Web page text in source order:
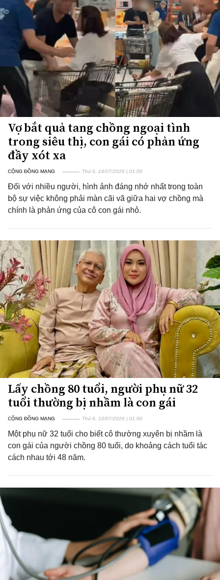
Vợ bắt quả tang chồng ngoại tình
trong siêu thị, con gái có phản ứng
đầy xót xa
CỘNG ĐỒNG MẠNG Thứ 6, 24/07/2026 | 01:00
Đối với nhiều người, hình ảnh đáng nhớ nhất trong toàn
bộ sự việc không phải màn cãi vã giữa hai vợ chồng mà
chính là phản ứng của cô con gái nhỏ.
Lấy chồng 80 tuổi, người phụ nữ 32
tuổi thường bị nhầm là con gái
CỘNG ĐỒNG MẠNG Thứ 6, 10/07/2026 | 01:00
Một phụ nữ 32 tuổi cho biết cô thường xuyên bị nhầm là
con gái của người chồng 80 tuổi, do khoảng cách tuổi tác
cách nhau tới 48 năm.